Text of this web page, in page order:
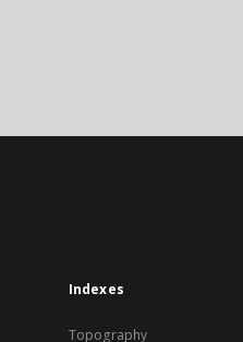
Indexes
Topography